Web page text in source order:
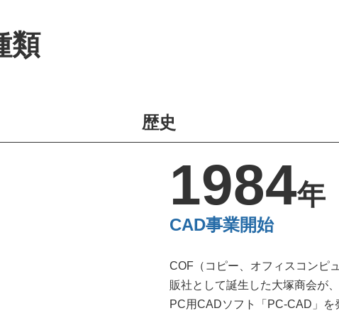
類
歴史
1984年
CAD事業開始
COF（コピー、オフィスコンピ
販社として誕生した大塚商会が
PC用CADソフト「PC-CAD」を